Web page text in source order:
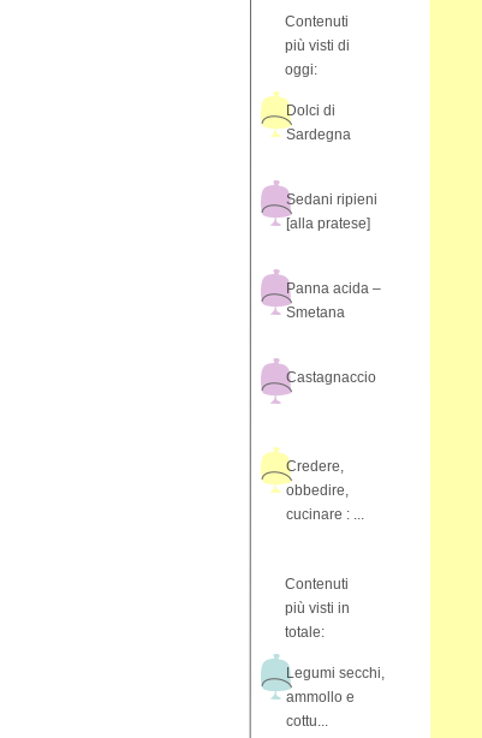
Contenuti
più visti di
oggi:
Dolci di
Sardegna
Sedani ripieni
[alla pratese]
Panna acida –
Smetana
Castagnaccio
Credere,
obbedire,
cucinare : ...
Contenuti
più visti in
totale:
Legumi secchi,
ammollo e
cottu...